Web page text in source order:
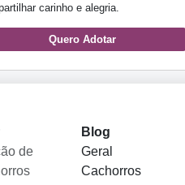
carinho e alegria.
Quero Adotar
de
Blog
Geral
Cachorros